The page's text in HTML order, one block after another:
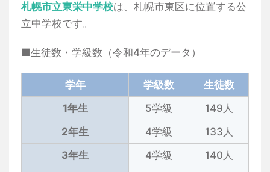
札幌市立東栄中学校は、札幌市東区に位置する公
立中学校です。
■生徒数・学級数（令和4年のデータ）
学年 学級数
生徒数
1年生
5学級
149人
2年生
4学級
133人
3年生
4学級
140人